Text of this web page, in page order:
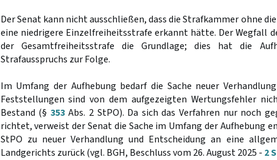
Der Senat kann nicht ausschließen, dass die Strafkammer ohne
eine niedrigere Einzelfreiheitsstrafe erkannt hätte. Der Wegfall
der Gesamtfreiheitsstrafe die Grundlage; dies hat die
Strafausspruchs zur Folge.
Im Umfang der Aufhebung bedarf die Sache neuer
Feststellungen sind von dem aufgezeigten Wertungsfehler
Bestand (§ 353Abs. 2 StPO). Da sich das Verfahren nur noch
richtet, verweist der Senat die Sache im Umfang der Aufhebung
StPO zu neuer Verhandlung und Entscheidung an eine
Landgerichts zurück (vgl. BGH, Beschluss vom 26. August 2025 - 2